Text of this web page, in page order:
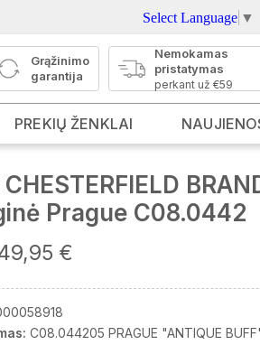
Select Language ▼
Grąžinimo
garantija
Nemokamas
pristatymas
perkant už €59
PREKIŲ ŽENKLAI
Prague C08.0442
€
C08.044205 PRAGUE "ANTIQUE